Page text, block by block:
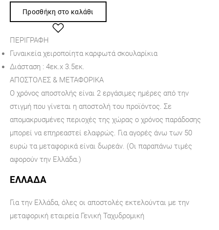
Προσθήκη στο καλάθι
ΠΕΡΙΓΡΑΦΉ
Γυναικεία χειροποίητα καρφωτά σκουλαρίκια
Διάσταση : 4εκ.x 3.5εκ.
ΑΠΟΣΤΟΛΕΣ & ΜΕΤΑΦΟΡΙΚΑ
Ο χρόνος αποστολής είναι 2 εργάσιμες ημέρες από την
στιγμή που γίνεται η αποστολή του προϊόντος. Σε
απομακρυσμένες περιοχές της χώρας ο χρόνος παράδοσης
μπορεί να επηρεαστεί ελαφρώς. Για αγορές άνω των 50
ευρώ τα μεταφορικά είναι δωρεάν. (Οι παραπάνω τιμές
αφορούν την Ελλάδα.)
ΕΛΛΑΔΑ
Για την Ελλάδα, όλες οι αποστολές εκτελούνται με την
μεταφορική εταιρεία Γενική Ταχυδρομική